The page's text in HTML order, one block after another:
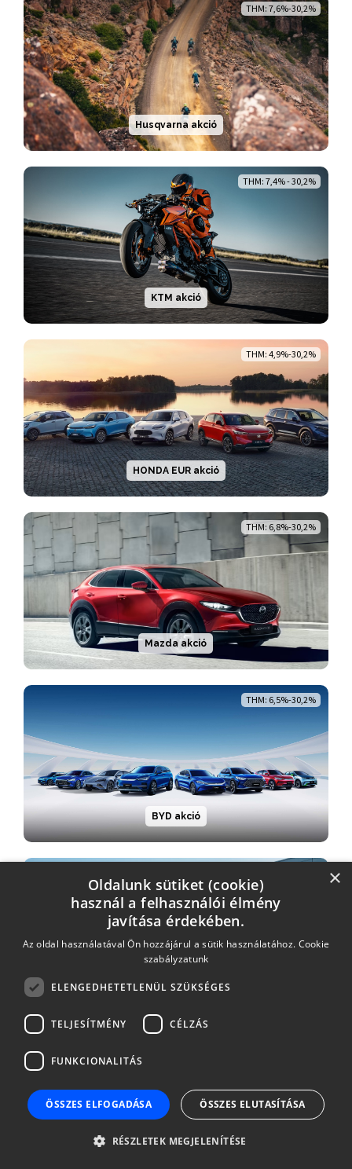
THM: 7,6%-30,2%
Husqvarna akció
THM: 7,4% - 30,2%
KTM akció
THM: 4,9%-30,2%
HONDA EUR akció
THM: 6,8%-30,2%
Mazda akció
THM: 6,5%-30,2%
BYD akció
Széchenyi lízing MAX+
×
Oldalunk sütiket (cookie)
használ a felhasználói élmény
javítása érdekében.
Az oldal használatával Ön hozzájárul a sütik használatához. Cookie
szabályzatunk
ELENGEDHETETLENÜL SZÜKSÉGES
TELJESÍTMÉNY CÉLZÁS
FUNKCIONALITÁS
ÖSSZES ELFOGADÁSA ÖSSZES ELUTASÍTÁSA
RÉSZLETEK MEGJELENÍTÉSE